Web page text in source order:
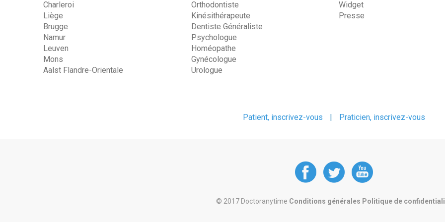
Charleroi
Liège
Brugge
Namur
Leuven
Mons
Aalst Flandre-Orientale
Orthodontiste
Kinésithérapeute
Dentiste Généraliste
Psychologue
Homéopathe
Gynécologue
Urologue
Widget
Presse
Patient, inscrivez-vous Praticien, inscrivez-vous
DoctorAnyTime
at at at
© 2017 Doctoranytime Conditions générales Politique de